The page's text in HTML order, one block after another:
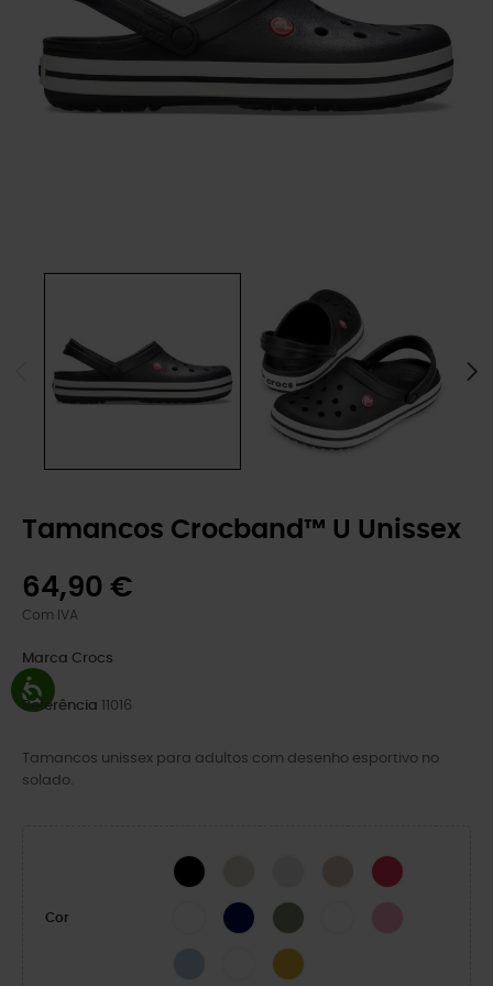
Tamancos Crocband™ U Unissex
64,90 €
Com IVA
Marca Crocs
Referência 11016
Tamancos unissex para adultos com desenho esportivo no
solado.
Cor
BLACK Digital Raspberry
NAVY Cargo
Blue Frost/Guava
White/Serene Green
Turmeric